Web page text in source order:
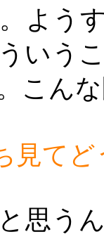
よう
いう
こん
見て
思う